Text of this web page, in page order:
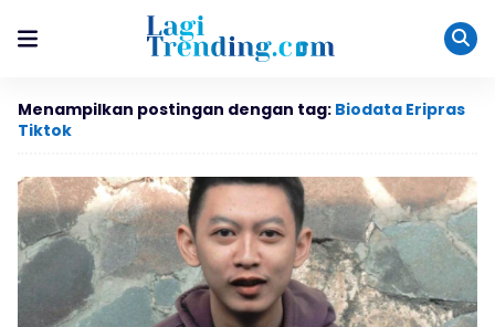
Menampilkan postingan dengan tag: Biodata Eripras
Tiktok